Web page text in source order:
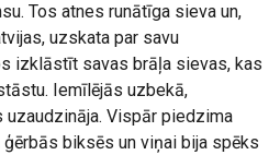
Tos atnes runātīga sieva un,
uzskata par savu
izklāstīt savas brāļa sievas, kas
Iemīlējās uzbekā,
uzaudzināja. Vispār piedzima
biksēs un viņai bija spēks